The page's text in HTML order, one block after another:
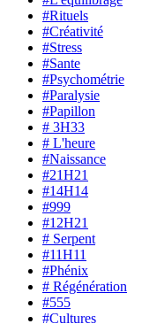
#Rituels
#Créativité
#Stress
#Sante
#Psychométrie
#Paralysie
#Papillon
# 3H33
# L'heure
#Naissance
#21H21
#14H14
#999
#12H21
# Serpent
#11H11
#Phénix
# Régénération
#555
#Cultures